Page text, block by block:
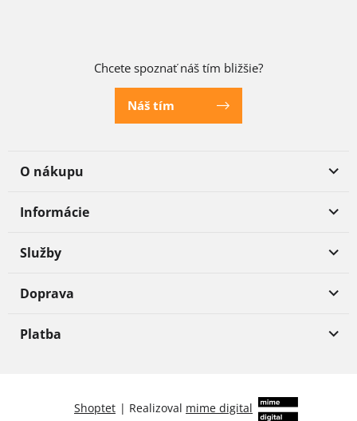
Chcete spoznať náš tím bližšie?
Náš tím
O nákupu
Informácie
Služby
Doprava
Platba
Shoptet | Realizoval mime digital